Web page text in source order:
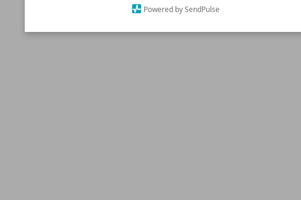
Powered by SendPulse